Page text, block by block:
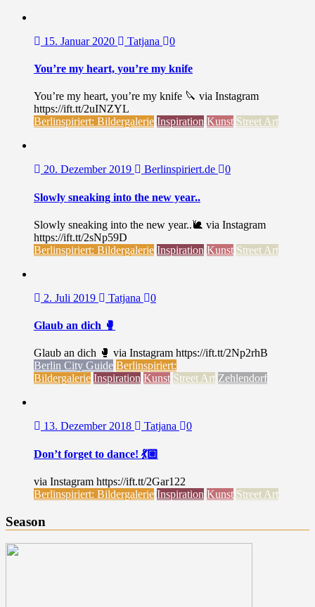
15. Januar 2020 Tatjana 0
You’re my heart, you’re my knife
You’re my heart, you’re my knife 🔪 via Instagram
https://ift.tt/2uINZYL
Berlinspiriert: Bildergalerie Inspiration Kunst Street Art
20. Dezember 2019 Berlinspiriert.de 0
Slowly sneaking into the new year..
Slowly sneaking into the new year..🐌 via Instagram
https://ift.tt/2sNp59D
Berlinspiriert: Bildergalerie Inspiration Kunst Street Art
2. Juli 2019 Tatjana 0
Glaub an dich 🥊
Glaub an dich 🥊 via Instagram https://ift.tt/2Np2rhB
Berlin City Guide Berlinspiriert:
Bildergalerie Inspiration Kunst Street Art Zehlendorf
13. Dezember 2018 Tatjana 0
Don’t forget to dance! 💃🏼
via Instagram https://ift.tt/2Gar122
Berlinspiriert: Bildergalerie Inspiration Kunst Street Art
Season